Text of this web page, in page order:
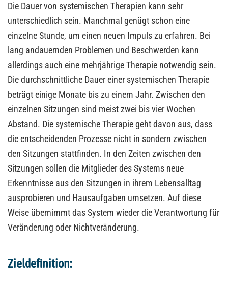
Die Dauer von systemischen Therapien kann sehr
unterschiedlich sein. Manchmal genügt schon eine
einzelne Stunde, um einen neuen Impuls zu erfahren. Bei
lang andauernden Problemen und Beschwerden kann
allerdings auch eine mehrjährige Therapie notwendig sein.
Die durchschnittliche Dauer einer systemischen Therapie
beträgt einige Monate bis zu einem Jahr. Zwischen den
einzelnen Sitzungen sind meist zwei bis vier Wochen
Abstand. Die systemische Therapie geht davon aus, dass
die entscheidenden Prozesse nicht in sondern zwischen
den Sitzungen stattfinden. In den Zeiten zwischen den
Sitzungen sollen die Mitglieder des Systems neue
Erkenntnisse aus den Sitzungen in ihrem Lebensalltag
ausprobieren und Hausaufgaben umsetzen. Auf diese
Weise übernimmt das System wieder die Verantwortung für
Veränderung oder Nichtveränderung.
Zieldefinition: